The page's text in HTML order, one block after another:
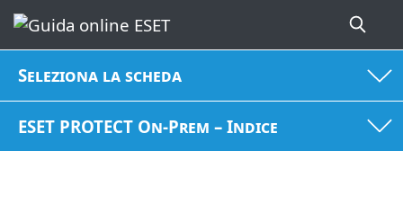
Seleziona la scheda
ESET PROTECT On-Prem – Indice